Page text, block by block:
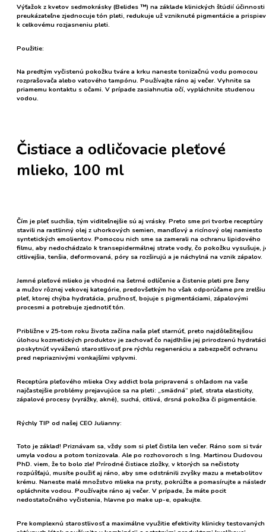
Výťažok z kvetov sedmokrásky (Belides ™) na základe klinických štúdií účinnosti
preukázateľne zjednocuje tón pleti, redukuje už vzniknuté pigmentácie a
k celkovému rozjasneniu pleti.
Použitie:
Na predtým vyčistenú pokožku tváre a krku naneste tonizačnú vodu pomocou
rozprašovača alebo vatového tampónu. Používajte ráno aj večer. Vyhnite sa
priamemu kontaktu s očami. V prípade zasiahnutia očí, vypláchnite studenou
vodou.
Čistiace a odličovacie pleťové
mlieko, 100 ml
Čím je pleť suchšia, tým viditeľnejšie sú aj vrásky. Preto sme pri tvorbe receptúry
stavili na rastlinný olej z uhorkových semien, mandľový a ricínový olej namiesto
syntetických emolientov. Pomocou nich sme sa zamerali na ochranu lipidového
filmu, aby nedochádzalo k transepidermálnej strate vody, čo pokožku vysušuje,
citlivejšia, tenšia, deformovaná, póry sa rozširujú a je náchylná na vznik zápalov.
Jemné pleťové mlieko je vhodné na šetrné odlíčenie a čistenie pleti pre ženy
a mužov rôznej vekovej kategórie, predovšetkým ho však odporúčame pre zrelšiu
pleť, ktorej chýba hydratácia, pružnosť, bojuje s pigmentáciami, zápalovými
procesmi a potrebuje zjednotiť tón.
Približne v 25-tom roku života začína naša pleť starnúť, preto najdôležitejšou
úlohou kozmetických produktov je zachovať čo najdlhšie jej prirodzenú
poskytnúťvyváženú starostlivosťpre rýchlu regeneráciu a zabezpečiťochranu
pred nepriaznivými vonkajšími vplyvmi.
Receptúra pleťového mlieka Oxy addict bola pripravená s ohľadom na vaše
najčastejšie problémy prejavujúce sa na pleti: „smädná“ pleť, strata elasticity,
zápalové procesy (vyrážky, akné), suchá, citlivá, drsná pokožka či pigmentácie.
Rýchly TIP od našej CEO Julianny:
Toto je základ! Priznávam sa, vždy som si pleť čistila len večer. Ráno som si tvár
umyla vodou a potom tonizovala. Ale po rozhovoroch s Ing. Martinou Dudovou
PhD. viem, že to bolo zle! Prírodné čistiace zložky, v ktorých sa nečistoty
rozpúšťajú, musíte použiť aj ráno, aby sme odstránili zvyšky mazu a metabolitov
krému. Naneste malé množstvo mlieka na prsty, pokrúžte a pomasírujte a
opláchnite vodou. Používajte ráno aj večer. V prípade, že máte pocit
nedostatočného vyčistenia, hlavne po make up-e, opakujte.
Pre komplexnú starostlivosť a maximálne využitie efektivity klinicky testovaných